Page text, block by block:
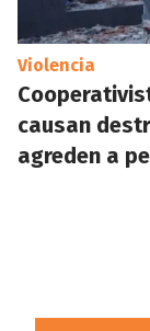
Violencia
causan
agreden a